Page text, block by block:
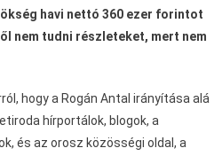
havi nettó 360 ezer forintot
nem tudni részleteket, mert nem
hogy a Rogán Antal irányítása alá
hírportálok, blogok, a
és az orosz közösségi oldal, a